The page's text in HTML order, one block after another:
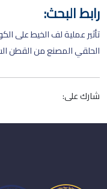
رابط البحث:
تأثير عملية لف الخيط على
الحلقي المصنع من القطن
شارك على: